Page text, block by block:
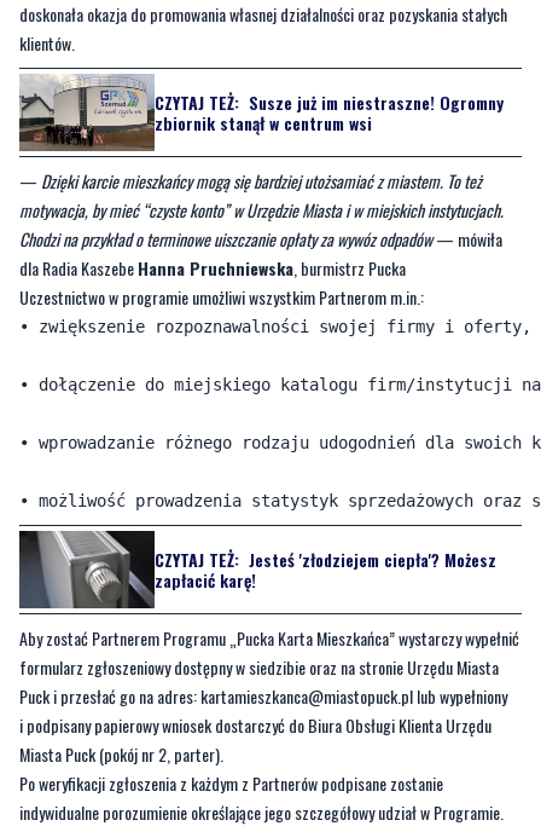
CZYTAJ TEŻ: Susze już im niestraszne! Ogromny
—Dzięki karcie mieszkańcy mogą się bardziej utożsamiać z miastem. To też
motywacja, by mieć “czyste konto” w Urzędzie Miasta i w miejskich instytucjach.
Chodzi na przykład o terminowe uiszczanie opłaty za wywóz odpadów— mówiła
dla Radia KaszebeHanna Pruchniewska, burmistrz Pucka
Uczestnictwo w programie umożliwi wszystkim Partnerom m.in.:
• zwiększenie rozpoznawalności swojej firmy i oferty,
• dołączenie do miejskiego katalogu firm/instytucji na
zapłacić karę!
Aby zostać Partnerem Programu „Pucka Karta Mieszkańca” wystarczy wypełnić
formularz zgłoszeniowy dostępny w siedzibie oraz na stronie Urzędu Miasta
Puck i przesłać go na adres:kartamieszkanca@miastopuck.pllub wypełniony
i podpisany papierowy wniosek dostarczyć do Biura Obsługi Klienta Urzędu
Miasta Puck (pokój nr 2, parter).
Po weryfikacji zgłoszenia z każdym z Partnerów podpisane zostanie
indywidualne porozumienie określające jego szczegółowy udział w Programie.
Na tym etapie Partner otrzyma również możliwość podania szczegółowych
informacji które będą widoczne w jego panelu na stronie Karty Mieszkańca wraz
ze zdjęciami, logo itp. Pucka Karta Mieszkańca ma być dostępna od stycznia.